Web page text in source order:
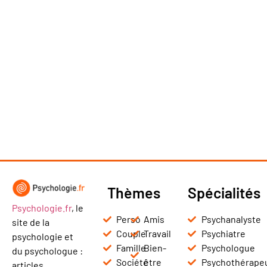
Psychologie.fr, le
site de la
psychologie et
du psychologue :
Thèmes
Perso
Couple
Famille
Société
Amis
Travail
Bien-
être
Spécialités
Psychanalyste
Psychiatre
Psychologue